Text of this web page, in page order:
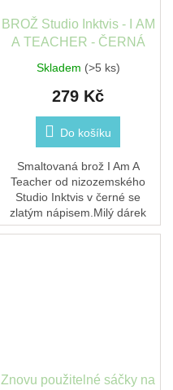
BROŽ Studio Inktvis - I AM
A TEACHER - ČERNÁ
Skladem (>5 ks)
279 Kč
Do košíku
Smaltovaná brož I Am A
Teacher od nizozemského
Studio Inktvis v černé se
zlatým nápisem.Milý dárek
pro učitele a učitelky, který
Znovu použitelné sáčky na